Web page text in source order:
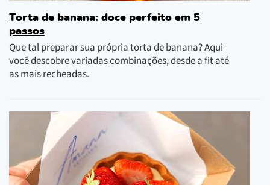
Torta de banana: doce perfeito em 5
passos
Que tal preparar sua própria torta de banana? Aqui
você descobre variadas combinações, desde a fit até
as mais recheadas.